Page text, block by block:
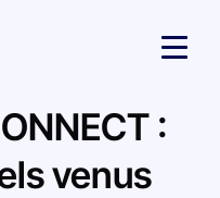
:
venus